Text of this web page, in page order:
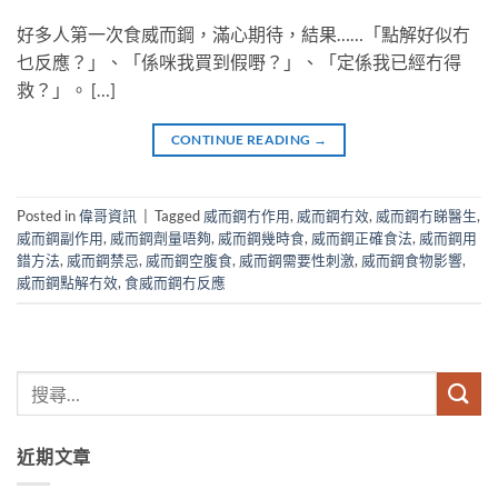
好多人第一次食威而鋼，滿心期待，結果……「點解好似冇
乜反應？」、「係咪我買到假嘢？」、「定係我已經冇得
救？」。 […]
CONTINUE READING →
Posted in偉哥資訊 Tagged 威而鋼冇作用, 威而鋼冇效, 威而鋼冇睇醫生,
威而鋼副作用, 威而鋼劑量唔夠, 威而鋼幾時食, 威而鋼正確食法, 威而鋼用
錯方法, 威而鋼禁忌, 威而鋼空腹食, 威而鋼需要性刺激, 威而鋼食物影響,
威而鋼點解冇效,食威而鋼冇反應
近期文章